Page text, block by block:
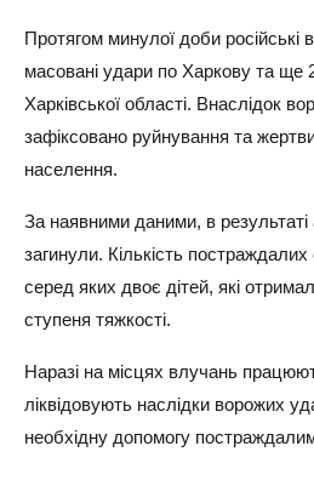
Протягом минулої доби російські
масовані удари по Харкову та ще
Харківської області. Внаслідок
зафіксовано руйнування та
населення.
За наявними даними, в
загинули. Кількість постраждалих
серед яких двоє дітей, які
ступеня тяжкості.
Наразі на місцях влучань
ліквідовують наслідки ворожих
необхідну допомогу